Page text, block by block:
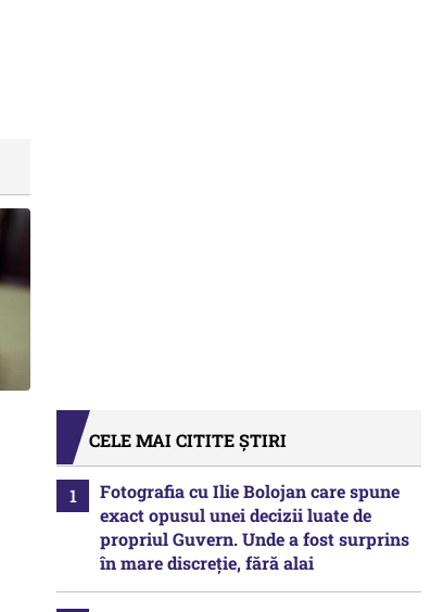
CELE MAI CITITE ȘTIRI
Fotografia cu Ilie Bolojan care spune
exact opusul unei decizii luate de
propriul Guvern. Unde a fost surprins
în mare discreție, fără alai